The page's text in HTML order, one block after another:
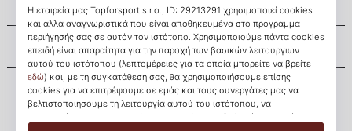
Σχετικά μ' εμάς
Εξυπηρέτηση πελατών